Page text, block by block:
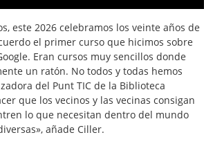
este 2026 celebramos los veinte años de
el primer curso que hicimos sobre
Eran cursos muy sencillos donde
un ratón. No todos y todas hemos
del Punt TIC de la Biblioteca
que los vecinos y las vecinas consigan
lo que necesitan dentro del mundo
añade Ciller.